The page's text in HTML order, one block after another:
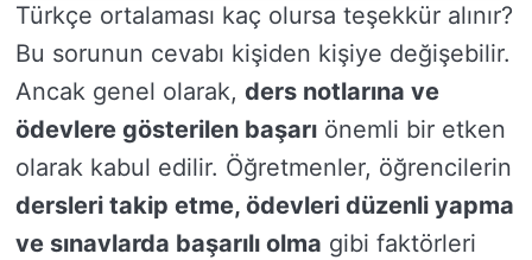
Türkçe ortalaması kaç olursa teşekkür alınır?
Bu sorunun cevabı kişiden kişiye değişebilir.
Ancak genel olarak, ders notlarına ve
ödevlere gösterilen başarı önemli bir etken
olarak kabul edilir. Öğretmenler, öğrencilerin
dersleri takip etme, ödevleri düzenli yapma
ve sınavlarda başarılı olma gibi faktörleri